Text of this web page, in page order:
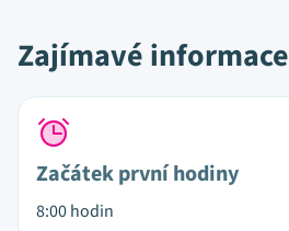
Zajímavé informace
Začátek první hodiny
8:00 hodin